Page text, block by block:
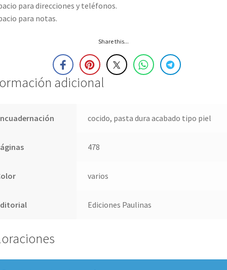
para direcciones y teléfonos.
para notas.
Share this...
adicional
cocido, pasta dura acabado tipo piel
478
varios
Ediciones Paulinas